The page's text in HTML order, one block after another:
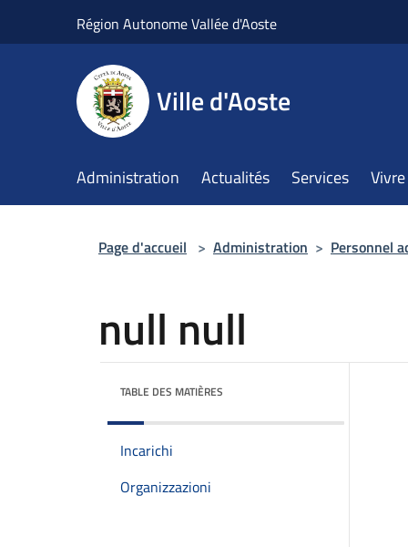
Région Autonome Vallée d'Aoste
Ville d'Aoste
Administration Actualités Services
Page d'accueil > Administration > Personnel
null null
TABLE DES MATIÈRES
Incarichi
Organizzazioni